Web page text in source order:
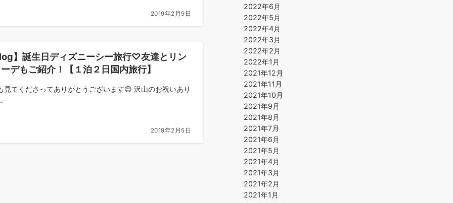
2019年2月9日
】誕生日ディズニーシー旅行♡友達とリン
デもご紹介！【１泊２日国内旅行】
見てくださってありがとうございます😊 沢山のお祝いあり
2019年2月5日
2022年6月
2022年5月
2022年4月
2022年3月
2022年2月
2022年1月
2021年12月
2021年11月
2021年10月
2021年9月
2021年8月
2021年7月
2021年6月
2021年5月
2021年4月
2021年3月
2021年2月
2021年1月